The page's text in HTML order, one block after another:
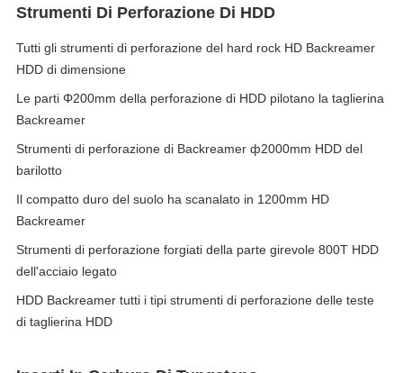
Strumenti Di Perforazione Di HDD
Tutti gli strumenti di perforazione del hard rock HD Backreamer
HDD di dimensione
Le parti Φ200mm della perforazione di HDD pilotano la taglierina
Backreamer
Strumenti di perforazione di Backreamer ф2000mm HDD del
barilotto
Il compatto duro del suolo ha scanalato in 1200mm HD
Backreamer
Strumenti di perforazione forgiati della parte girevole 800T HDD
dell'acciaio legato
HDD Backreamer tutti i tipi strumenti di perforazione delle teste
di taglierina HDD